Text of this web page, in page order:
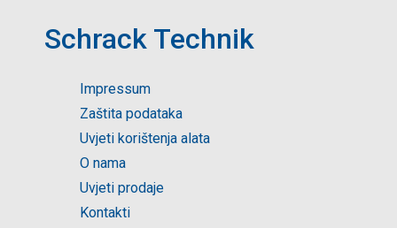
Schrack Technik
Impressum
Zaštita podataka
Uvjeti korištenja alata
O nama
Uvjeti prodaje
Kontakti